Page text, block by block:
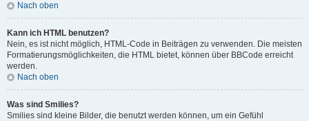
Nach oben
Kann ich HTML benutzen?
Nein, es ist nicht möglich, HTML-Code in Beiträgen zu verwenden. Die meisten
Formatierungsmöglichkeiten, die HTML bietet, können über BBCode erreicht
werden.
Nach oben
Was sind Smilies?
Smilies sind kleine Bilder, die benutzt werden können, um ein Gefühl